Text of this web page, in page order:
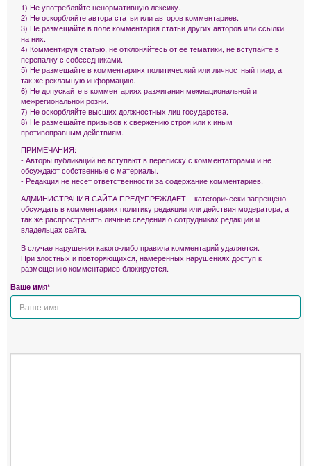
1) Не употребляйте ненормативную лексику.
2) Не оскорбляйте автора статьи или авторов комментариев.
3) Не размещайте в поле комментария статьи других авторов или ссылки
на них.
4) Комментируя статью, не отклоняйтесь от ее тематики, не вступайте в
перепалку с собеседниками.
5) Не размещайте в комментариях политический или личностный пиар, а
так же рекламную информацию.
6) Не допускайте в комментариях разжигания межнациональной и
межрегиональной розни.
7) Не оскорбляйте высших должностных лиц государства.
8) Не размещайте призывов к свержению строя или к иным
противоправным действиям.
ПРИМЕЧАНИЯ:
- Авторы публикаций не вступают в переписку с комментаторами и не
обсуждают собственные с материалы.
- Редакция не несет ответственности за содержание комментариев.
АДМИНИСТРАЦИЯ САЙТА ПРЕДУПРЕЖДАЕТ – категорически запрещено
обсуждать в комментариях политику редакции или действия модератора, а
так же распространять личные сведения о сотрудниках редакции и
владельцах сайта.
В случае нарушения какого-либо правила комментарий удаляется.
При злостных и повторяющихся, намеренных нарушениях доступ к
размещению комментариев блокируется.
Ваше имя*